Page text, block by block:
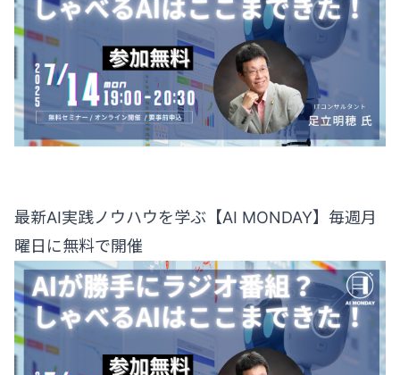
最新AI実践ノウハウを学ぶ【AI MONDAY】毎週月
曜日に無料で開催